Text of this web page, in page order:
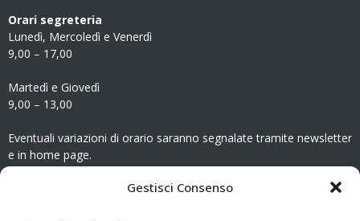
Gestisci Consenso
Orari segreteria
Lunedì, Mercoledì e Venerdì
9,00 – 17,00
Martedì e Giovedì
9,00 – 13,00
Eventuali variazioni di orario saranno segnalate tramite newsletter
e in home page.